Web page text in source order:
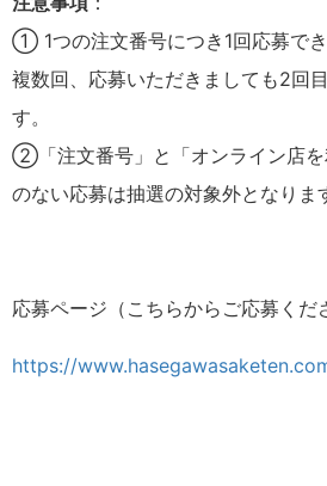
① 1つの注文番号につき1回応募で
複数回、応募いただきましても2回
す。
②「注文番号」と「オンライン店を
のない応募は抽選の対象外となりま
応募ページ（こちらからご応募くだ
https://